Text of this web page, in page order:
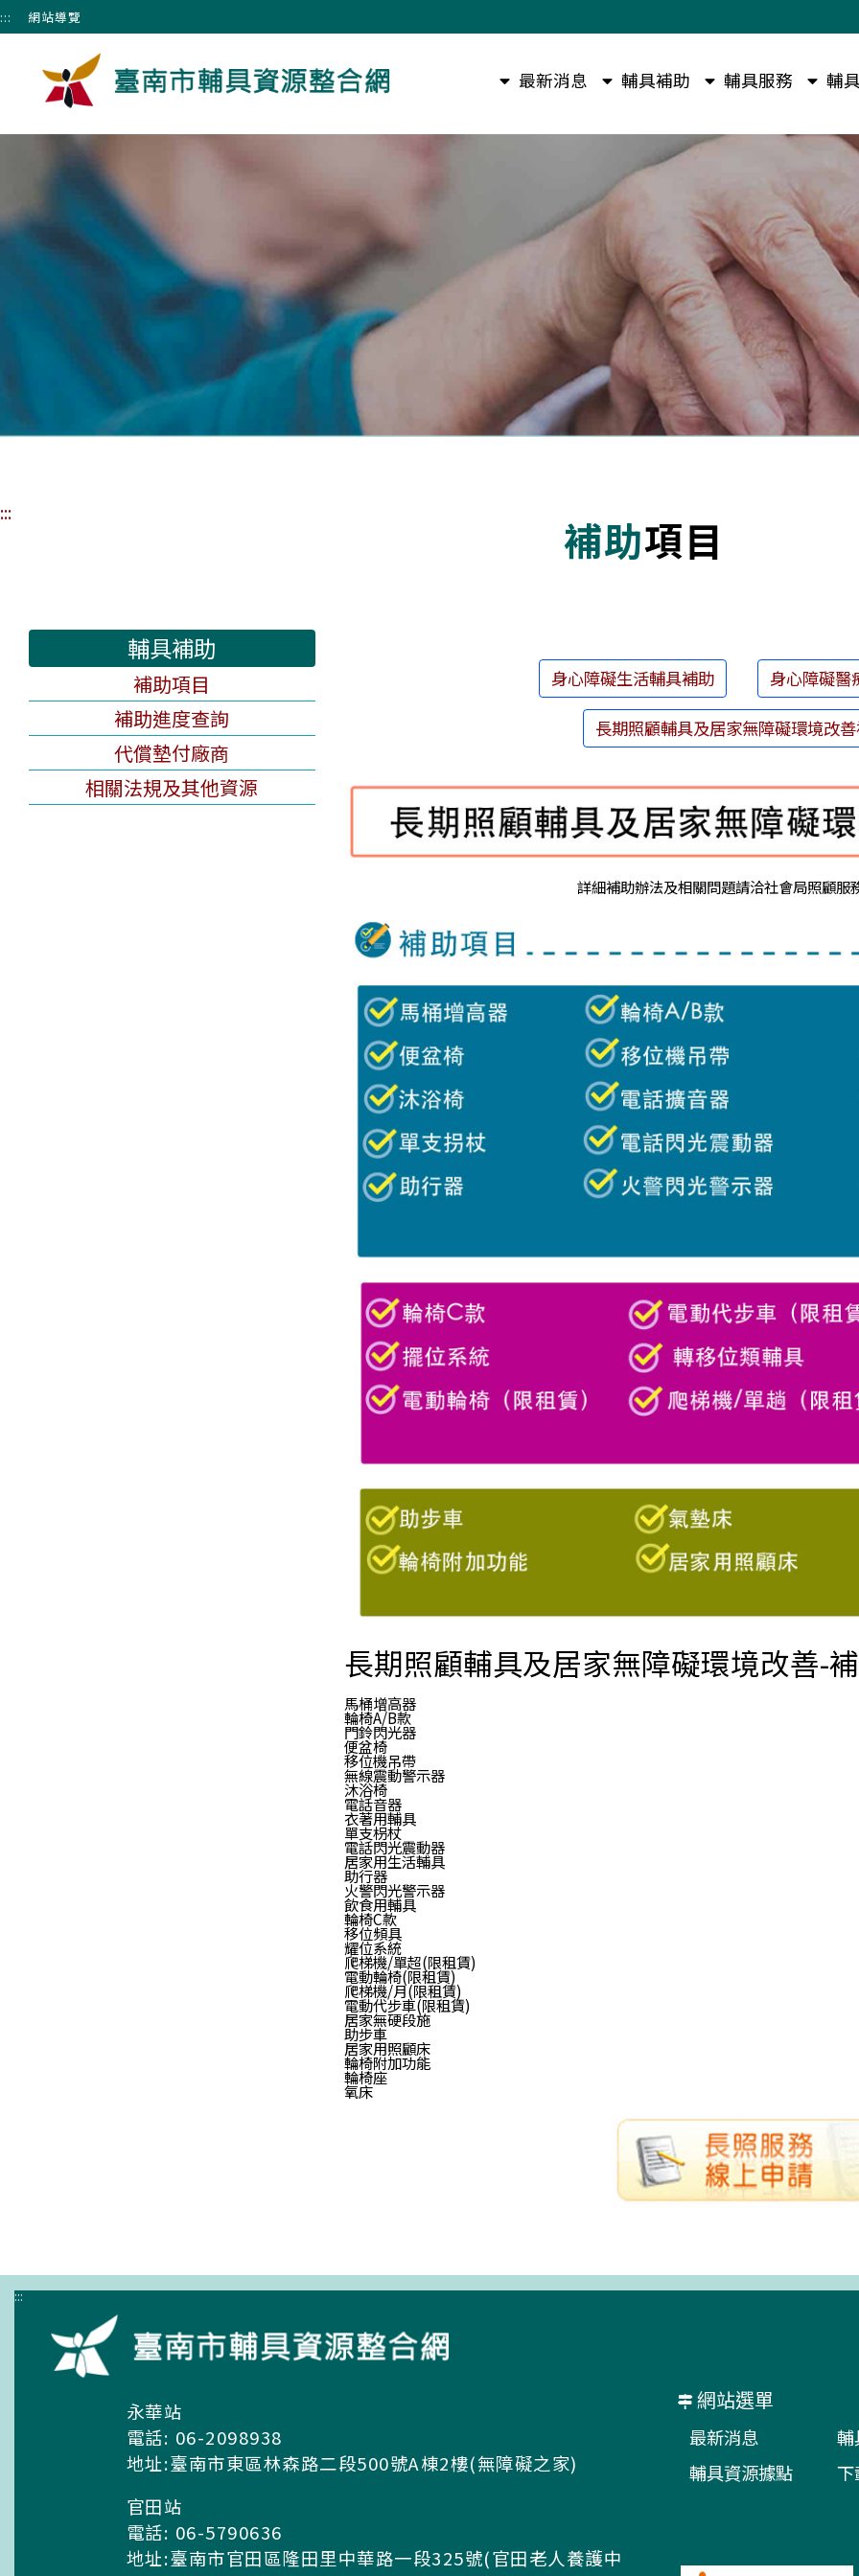
跳到主要內容區塊
::: 網站導覽
最新消息 輔具補助 輔具服務 輔
::: 補助項目
輔具補助
補助項目
補助進度查詢
代償墊付廠商
相關法規及其他資源
身心障礙生活輔具補助 身心障礙醫
長期照顧輔具及居家無障礙環境改
詳細補助辦法及相關問題請洽社會局照顧服
長期照顧輔具及居家無障礙環境改善-
馬桶增高器
輪椅A/B款
門鈴閃光器
便盆椅
移位機吊帶
無線震動警示器
沐浴椅
電話音器
衣著用輔具
單支枴杖
電話閃光震動器
居家用生活輔具
助行器
火警閃光警示器
飲食用輔具
輪椅C款
移位頻具
耀位系統
爬梯機/單超(限租賃)
電動輪椅(限租賃)
爬梯機/月(限租賃)
電動代步車(限租賃)
居家無硬段施
助步車
居家用照顧床
輪椅附加功能
輪椅座
氧床
:::
永華站
電話: 06-2098938
地址:臺南市東區林森路二段500號A棟2樓(無障礙之家)
官田站
電話: 06-5790636
地址:臺南市官田區隆田里中華路一段325號(官田老人養護中
網站選單
最新消息
輔
輔具資源據點
下